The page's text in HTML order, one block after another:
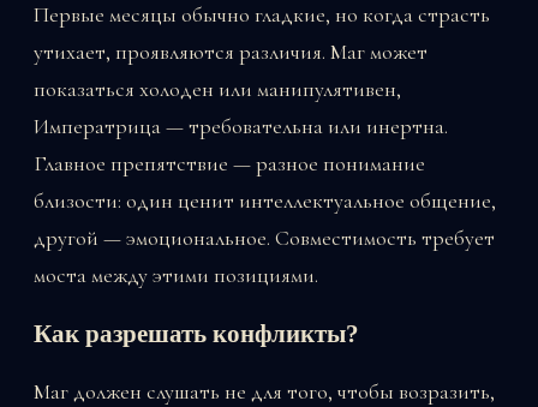
Первые месяцы обычно гладкие, но когда страсть
утихает, проявляются различия. Маг может
показаться холоден или манипулятивен,
Императрица — требовательна или инертна.
Главное препятствие — разное понимание
близости: один ценит интеллектуальное общение,
другой — эмоциональное. Совместимость требует
моста между этими позициями.
Как разрешать конфликты?
Маг должен слушать не для того, чтобы возразить,